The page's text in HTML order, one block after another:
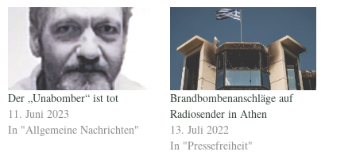
Der „Unabomber“ ist tot
11. Juni 2023
In "Allgemeine Nachrichten"
Brandbombenanschläge auf
Radiosender in Athen
13. Juli 2022
In "Pressefreiheit"